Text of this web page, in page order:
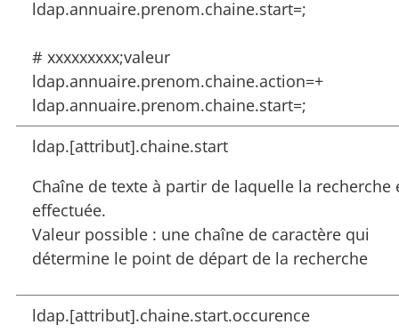
ldap.annuaire.prenom.chaine.start=;
# xxxxxxxxx;valeur
ldap.annuaire.prenom.chaine.action=+
ldap.annuaire.prenom.chaine.start=;
ldap.[attribut].chaine.start
Chaîne de texte à partir de laquelle la recherche
effectuée.
Valeur possible : une chaîne de caractère qui
détermine le point de départ de la recherche
ldap.[attribut].chaine.start.occurence